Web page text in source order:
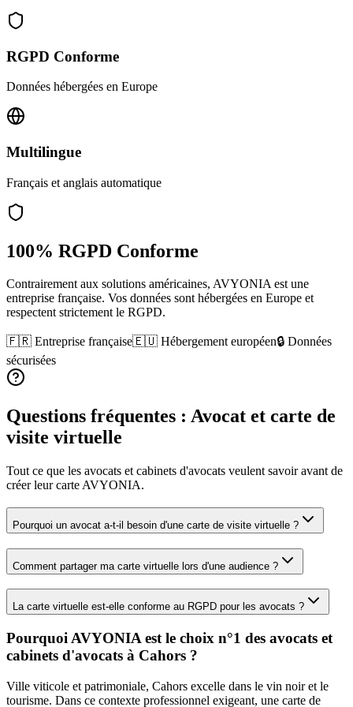
RGPD Conforme
Données hébergées en Europe
Multilingue
Français et anglais automatique
100% RGPD Conforme
Contrairement aux solutions américaines, AVYONIA est une
entreprise française. Vos données sont hébergées en Europe et
respectent strictement le RGPD.
🇫🇷 Entreprise française🇪🇺 Hébergement européen🔒 Données
sécurisées
Questions fréquentes : Avocat et carte de
visite virtuelle
Tout ce que les avocats et cabinets d'avocats veulent savoir avant de
créer leur carte AVYONIA.
Pourquoi un avocat a-t-il besoin d'une carte de visite virtuelle ?
Comment partager ma carte virtuelle lors d'une audience ?
La carte virtuelle est-elle conforme au RGPD pour les avocats ?
Pourquoi AVYONIA est le choix n°1 des avocats et
cabinets d'avocats à Cahors ?
Ville viticole et patrimoniale, Cahors excelle dans le vin noir et le
tourisme. Dans ce contexte professionnel exigeant, une carte de